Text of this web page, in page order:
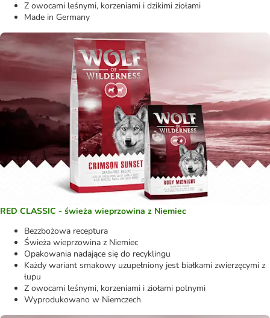
Z owocami leśnymi, korzeniami i dzikimi ziołami
Made in Germany
RED CLASSIC - świeża wieprzowina z Niemiec
Bezzbożowa receptura
Świeża wieprzowina z Niemiec
Opakowania nadające się do recyklingu
Każdy wariant smakowy uzupełniony jest białkami zwierzęcymi z
łupu
Z owocami leśnymi, korzeniami i ziołami polnymi
Wyprodukowano w Niemczech